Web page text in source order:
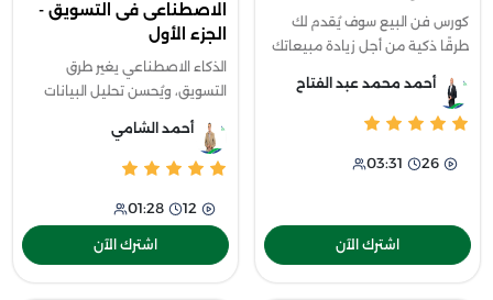
كورس فن البيع سوف يُقدم لك
طرقًا ذكية من أجل زيادة مبيعاتك
في اتخاذ قرار الشراء وتحقيق
أقصى استفادة من المنتجات أو
أحمد محمد عبد الفتاح
26
03:31
اشترك الآن
الاصطناعى فى التسويق -
الجزء الأول
الذكاء الاصطناعي يغير طرق
التسويق، ويُحسن تحليل البيانات
الكورس، ستتعرف على كيفية
تطبيق الذكاء الاصطناعي في
أحمد الشامي
12
01:28
اشترك الآن